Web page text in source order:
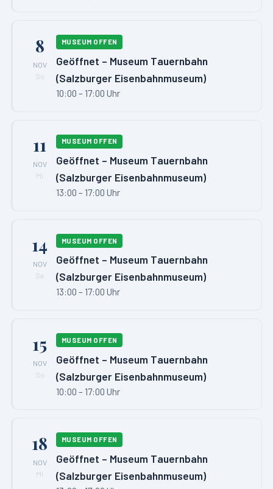
8
NOV
So
MUSEUM OFFEN
Geöffnet – Museum Tauernbahn
(Salzburger Eisenbahnmuseum)
10:00 – 17:00 Uhr
11
NOV
Mi
MUSEUM OFFEN
Geöffnet – Museum Tauernbahn
(Salzburger Eisenbahnmuseum)
13:00 – 17:00 Uhr
14
NOV
Sa
MUSEUM OFFEN
Geöffnet – Museum Tauernbahn
(Salzburger Eisenbahnmuseum)
13:00 – 17:00 Uhr
15
NOV
So
MUSEUM OFFEN
Geöffnet – Museum Tauernbahn
(Salzburger Eisenbahnmuseum)
10:00 – 17:00 Uhr
18
NOV
Mi
MUSEUM OFFEN
Geöffnet – Museum Tauernbahn
(Salzburger Eisenbahnmuseum)